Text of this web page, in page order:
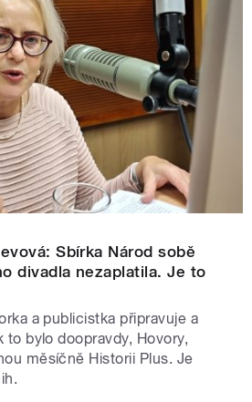
Sbírka Národ sobě
divadla nezaplatila. Je to
a publicistka připravuje a
to bylo doopravdy, Hovory,
měsíčně Historii Plus. Je